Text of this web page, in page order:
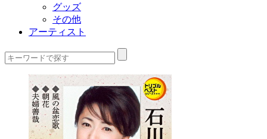
グッズ
その他
アーティスト